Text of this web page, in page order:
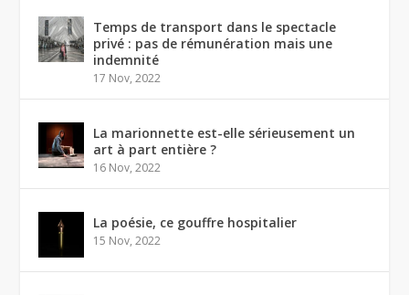
Temps de transport dans le spectacle
privé : pas de rémunération mais une
indemnité
17 Nov, 2022
La marionnette est-elle sérieusement un
art à part entière ?
16 Nov, 2022
La poésie, ce gouffre hospitalier
15 Nov, 2022